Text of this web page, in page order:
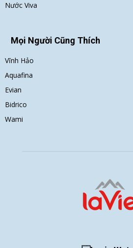
Nước Viva
Mọi Người Cũng Thích
Vĩnh Hảo
Aquafina
Evian
Bidrico
Wami